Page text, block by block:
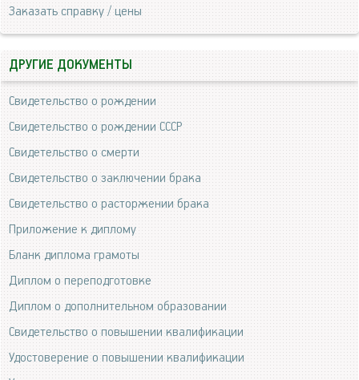
Заказать справку / цены
ДРУГИЕ ДОКУМЕНТЫ
Свидетельство о рождении
Свидетельство о рождении СССР
Свидетельство о смерти
Свидетельство о заключении брака
Свидетельство о расторжении брака
Приложение к диплому
Бланк диплома грамоты
Диплом о переподготовке
Диплом о дополнительном образовании
Свидетельство о повышении квалификации
Удостоверение о повышении квалификации